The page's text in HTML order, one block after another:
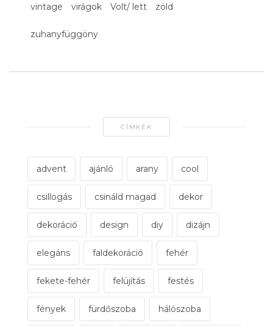
vintage virágok Volt/ lett zöld
zuhanyfüggöny
CÍMKÉK
advent ajánló arany cool
csillogás csináld magad dekor
dekoráció design diy dizájn
elegáns faldekoráció fehér
fekete-fehér felújítás festés
fények fürdőszoba hálószoba